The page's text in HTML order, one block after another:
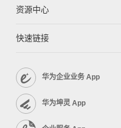
资源中心
快速链接
华为企业业务 App
华为坤灵 App